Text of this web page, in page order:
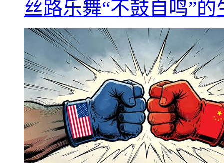
丝路乐舞“不鼓自鸣”